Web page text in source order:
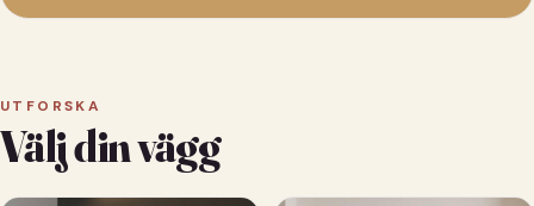
UTFORSKA
Välj din vägg